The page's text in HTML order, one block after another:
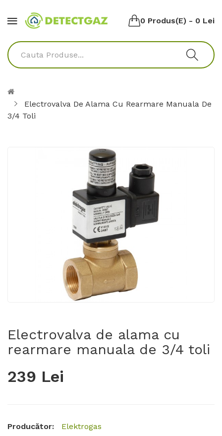
0 Produs(e) - 0 Lei
Electrovalva De Alama Cu Rearmare Manuala De
3/4 Toli
Electrovalva de alama cu
rearmare manuala de 3/4 toli
239 Lei
Producător:
Elektrogas